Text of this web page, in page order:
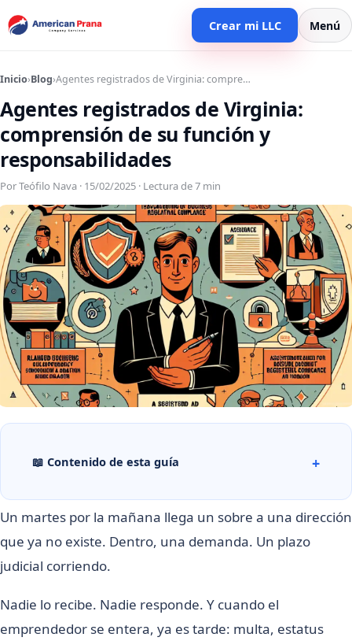
Crear mi LLC Menú
Inicio›Blog›Agentes registrados de Virginia: compre…
Agentes registrados de Virginia:
comprensión de su función y
responsabilidades
Por Teófilo Nava · 15/02/2025 · Lectura de 7 min
📖 Contenido de esta guía
Un martes por la mañana llega un sobre a una dirección
que ya no existe. Dentro, una demanda. Un plazo
judicial corriendo.
Nadie lo recibe. Nadie responde. Y cuando el
emprendedor se entera, ya es tarde: multa, estatus